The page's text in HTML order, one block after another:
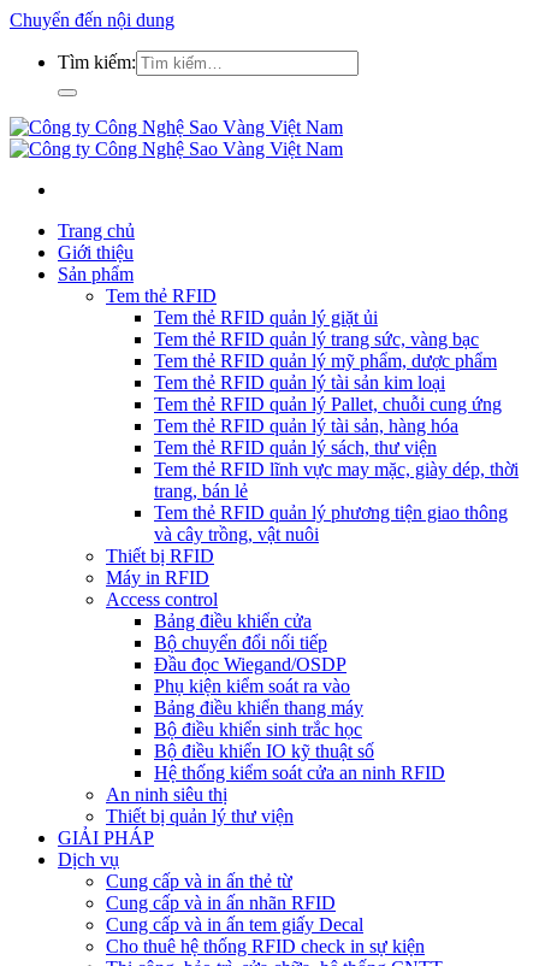
Chuyển đến nội dung
Tìm kiếm:
Trang chủ
Giới thiệu
Sản phẩm
Tem thẻ RFID
Tem thẻ RFID quản lý giặt ủi
Tem thẻ RFID quản lý trang sức, vàng bạc
Tem thẻ RFID quản lý mỹ phẩm, dược phẩm
Tem thẻ RFID quản lý tài sản kim loại
Tem thẻ RFID quản lý Pallet, chuỗi cung ứng
Tem thẻ RFID quản lý tài sản, hàng hóa
Tem thẻ RFID quản lý sách, thư viện
Tem thẻ RFID lĩnh vực may mặc, giày dép, thời
trang, bán lẻ
Tem thẻ RFID quản lý phương tiện giao thông
và cây trồng, vật nuôi
Thiết bị RFID
Máy in RFID
Access control
Bảng điều khiển cửa
Bộ chuyển đổi nối tiếp
Đầu đọc Wiegand/OSDP
Phụ kiện kiểm soát ra vào
Bảng điều khiển thang máy
Bộ điều khiển sinh trắc học
Bộ điều khiển IO kỹ thuật số
Hệ thống kiểm soát cửa an ninh RFID
An ninh siêu thị
Thiết bị quản lý thư viện
GIẢI PHÁP
Dịch vụ
Cung cấp và in ấn thẻ từ
Cung cấp và in ấn nhãn RFID
Cung cấp và in ấn tem giấy Decal
Cho thuê hệ thống RFID check in sự kiện